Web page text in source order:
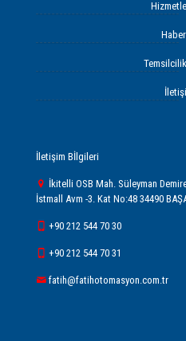
İletişim Bİlgileri
İkitelli OSB Mah. Süleyman
İstmall Avm -3. Kat No:48 34490
+90 212 544 70 30
+90 212 544 70 31
fatih@fatihotomasyon.com.tr